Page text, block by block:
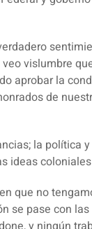
vislumbre
aprobar la
de
la política
ideas
que no
se pase con